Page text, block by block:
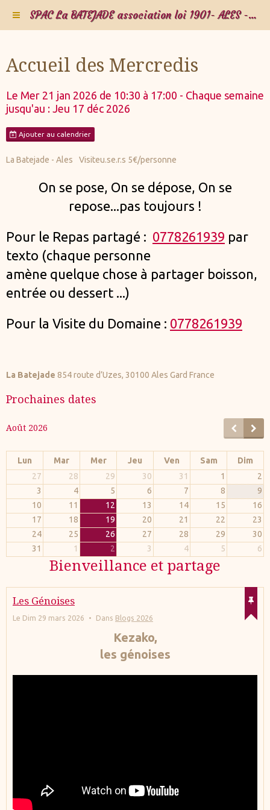
SPAC La BATEJADE association loi 1901- ALES - Gard - Occitanie - FRANCE
Accueil des Mercredis
Le Mer 21 jan 2026 de 10:30 à 17:00 - Chaque semaine
jusqu'au : Jeu 17 déc 2026
Ajouter au calendrier
La Batejade - Ales Visiteu.se.r.s 5€/personne
On se pose, On se dépose, On se
repose...pas toujours !
Pour le Repas partagé : 0778261939 par
texto (chaque personne
amène quelque chose à partager boisson,
entrée ou dessert ...)
Pour la Visite du Domaine : 0778261939
La Batejade 854 route d’Uzes, 30100 Ales Gard France
Prochaines dates
Août 2026
Lun Mar Mer Jeu Ven Sam
Dim
27
28 29 30 31 1
2
3
4 5 6 7 8
9
10
11 12 13 14 15
16
17
18 19 20 21 22
23
24
25 26 27 28 29
30
31
1 2 3 4 5 6
Bienveillance et partage
Les Génoises
Le Dim 29 mars 2026 Dans Blogs 2026
Kezako,
les génoises